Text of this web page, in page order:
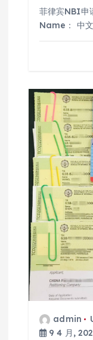
菲律宾NBI申
Name： 中
admin
9 4 月,